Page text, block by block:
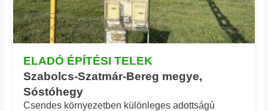
ELADÓ ÉPÍTÉSI TELEK
Szabolcs-Szatmár-Bereg megye,
Sóstóhegy
Csendes környezetben különleges adottságú